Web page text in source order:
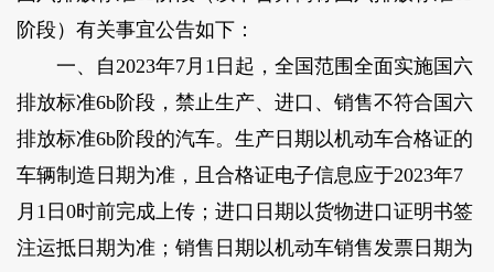
阶段）有关事宜公告如下：
一、自2023年7月1日起，全国范围全面实施国六
排放标准6b阶段，禁止生产、进口、销售不符合国六
排放标准6b阶段的汽车。生产日期以机动车合格证的
车辆制造日期为准，且合格证电子信息应于2023年7
月1日0时前完成上传；进口日期以货物进口证明书签
注运抵日期为准；销售日期以机动车销售发票日期为